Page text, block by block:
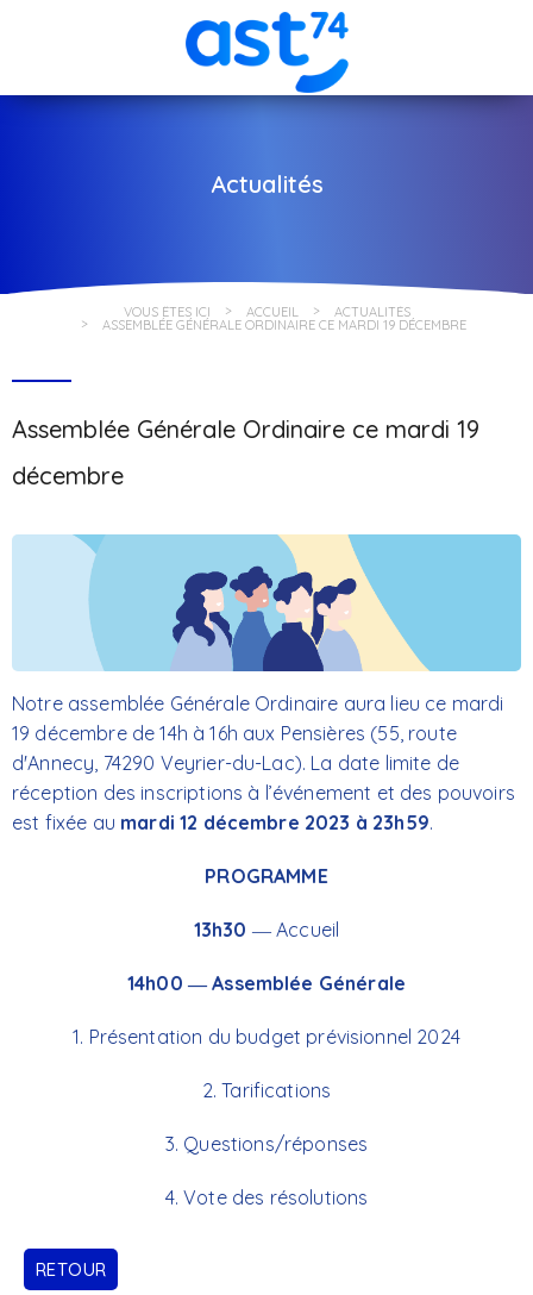
Actualités
VOUS ÊTES ICI ACCUEIL ACTUALITÉS
ASSEMBLÉE GÉNÉRALE ORDINAIRE CE MARDI 19 DÉCEMBRE
Assemblée Générale Ordinaire ce mardi 19
décembre
Notre assemblée Générale Ordinaire aura lieu ce mardi
19 décembre de 14h à 16h aux Pensières (55, route
d'Annecy, 74290 Veyrier-du-Lac). La date limite de
réception des inscriptions à l’événement et des pouvoirs
est fixée au mardi 12 décembre 2023 à 23h59.
PROGRAMME
13h30 ― Accueil
14h00 ― Assemblée Générale
1. Présentation du budget prévisionnel 2024
2. Tarifications
3. Questions/réponses
4. Vote des résolutions
RETOUR